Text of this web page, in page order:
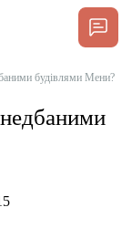
будівлями Мени?